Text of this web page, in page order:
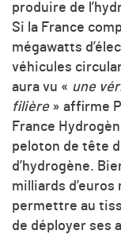
produire de
Si la France
mégawatts
véhicules
aura vu « une
filière » affirme
France
peloton de tête
d’hydrogène.
milliards
permettre au
de déployer ses